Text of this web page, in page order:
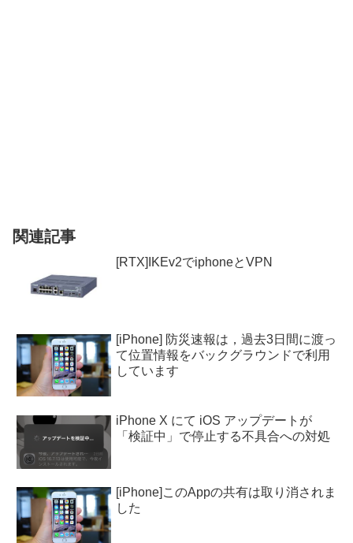
関連記事
[RTX]IKEv2でiphoneとVPN
[iPhone] 防災速報は，過去3日間に渡っ
て位置情報をバックグラウンドで利用
しています
iPhone X にて iOS アップデートが
「検証中」で停止する不具合への対処
[iPhone]このAppの共有は取り消されま
した